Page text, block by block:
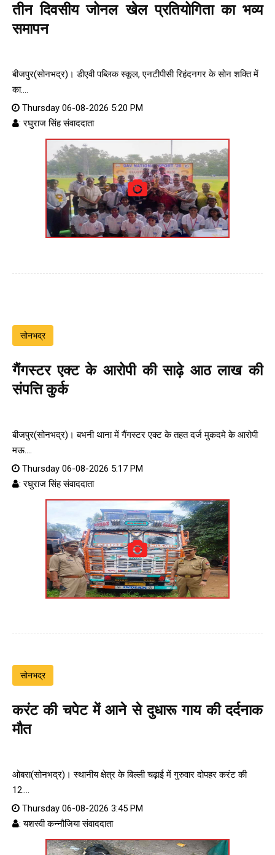
तीन दिवसीय जोनल खेल प्रतियोगिता का भव्य
समापन
बीजपुर(सोनभद्र)। डीएवी पब्लिक स्कूल, एनटीपीसी रिहंदनगर के सोन शक्ति में
का....
Thursday 06-08-2026 5:20 PM
: रघुराज सिंह संवाददाता
सोनभद्र
गैंगस्टर एक्ट के आरोपी की साढ़े आठ लाख की
संपत्ति कुर्क
बीजपुर(सोनभद्र)। बभनी थाना में गैंगस्टर एक्ट के तहत दर्ज मुकदमे के आरोपी
मऊ....
Thursday 06-08-2026 5:17 PM
: रघुराज सिंह संवाददाता
सोनभद्र
करंट की चपेट में आने से दुधारू गाय की दर्दनाक
मौत
ओबरा(सोनभद्र)। स्थानीय क्षेत्र के बिल्ली चढ़ाई में गुरुवार दोपहर करंट की
12....
Thursday 06-08-2026 3:45 PM
: यशस्वी कन्नौजिया संवाददाता